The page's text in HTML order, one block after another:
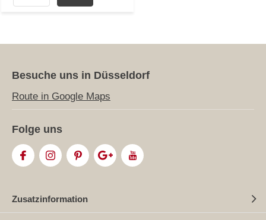
Besuche uns in Düsseldorf
Route in Google Maps
Folge uns
Zusatzinformation